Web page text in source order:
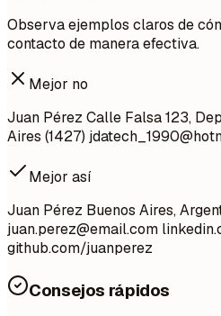
Observa ejemplos claros de
contacto de manera efectiva.
Mejor no
Juan Pérez Calle Falsa 123,
Aires (1427)
Mejor así
Juan Pérez Buenos Aires,
juan.perez@email.com
github.com/juanperez
Consejos rápidos